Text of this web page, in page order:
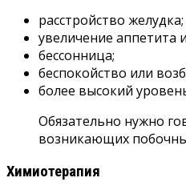
расстройство желудка;
увеличение аппетита
бессонница;
беспокойство или
более высокий
Обязательно нужно
возникающих
Химиотерапия